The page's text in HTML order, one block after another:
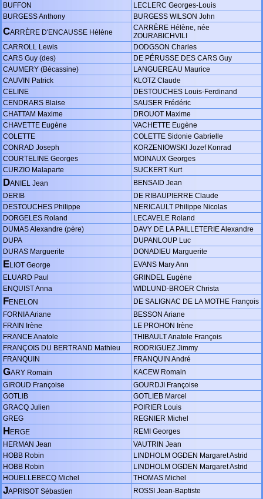
BUFFON
LECLERC Georges-Louis
BURGESS Anthony
BURGESS WILSON John
CARRÈRE D'ENCAUSSE Hélène
CARRÈRE Hélène, née
ZOURABICHVILI
CARROLL Lewis
DODGSON Charles
CARS Guy (des)
DE PÉRUSSE DES CARS Guy
CAUMERY (Bécassine)
LANGUEREAU Maurice
CAUVIN Patrick
KLOTZ Claude
CELINE
DESTOUCHES Louis-Ferdinand
CENDRARS Blaise
SAUSER Frédéric
CHATTAM Maxime
DROUOT Maxime
CHAVETTE Eugène
VACHETTE Eugène
COLETTE
COLETTE Sidonie Gabrielle
CONRAD Joseph
KORZENIOWSKI Jozef Konrad
COURTELINE Georges
MOINAUX Georges
CURZIO Malaparte
SUCKERT Kurt
DANIEL Jean
BENSAID Jean
DERIB
DE RIBAUPIERRE Claude
DESTOUCHES Philippe
NERICAULT Philippe Nicolas
DORGELES Roland
LECAVELE Roland
DUMAS Alexandre (père)
DAVY DE LA PAILLETERIE Alexandre
DUPA
DUPANLOUP Luc
DURAS Marguerite
DONADIEU Marguerite
ELIOT George
EVANS Mary Ann
ELUARD Paul
GRINDEL Eugène
ENQUIST Anna
WIDLUND-BROER Christa
FENELON
DE SALIGNAC DE LA MOTHE François
FORNIA Ariane
BESSON Ariane
FRAIN Irène
LE PROHON Irène
FRANCE Anatole
THIBAULT Anatole François
FRANÇOIS DU BERTRAND Mathieu
RODRIGUEZ Jimmy
FRANQUIN
FRANQUIN André
GARY Romain
KACEW Romain
GIROUD Françoise
GOURDJI Françoise
GOTLIB
GOTLIEB Marcel
GRACQ Julien
POIRIER Louis
GREG
REGNIER Michel
HERGE
REMI Georges
HERMAN Jean
VAUTRIN Jean
HOBB Robin
LINDHOLM OGDEN Margaret Astrid
HOBB Robin
LINDHOLM OGDEN Margaret Astrid
HOUELLEBECQ Michel
THOMAS Michel
JAPRISOT Sébastien
ROSSI Jean-Baptiste